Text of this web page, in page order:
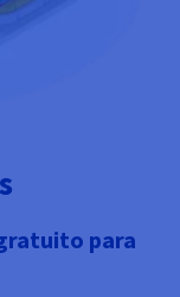
para